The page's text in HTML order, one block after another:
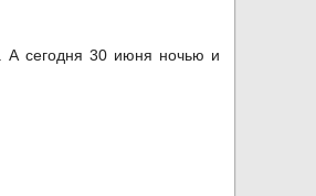
А сегодня 30 июня ночью и